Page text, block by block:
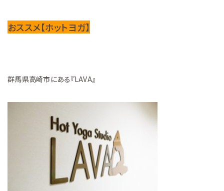
おススメ【ホットヨガ】
群馬県高崎市にある『LAVA』